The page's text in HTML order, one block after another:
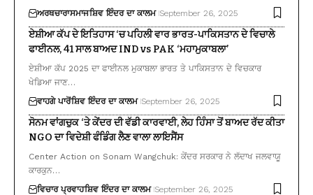
ਅਰਥਚਾਰਾਸਮਾਜਸ਼ਿਵ ਇੰਦਰ ਦਾ ਕਾਲਮ September 26, 2025
ਏਸ਼ੀਆ ਕੱਪ ਦੇ ਇਤਿਹਾਸ ‘ਚ ਪਹਿਲੀ ਵਾਰ ਭਾਰਤ-ਪਾਕਿਸਤਾਨ ਦੇ ਵਿਚਾਲੇ
ਫਾਈਨਲ, 41 ਸਾਲ ਬਾਅਦ IND vs PAK ‘ਮਹਾਮੁਕਾਬਲਾ’
ਏਸ਼ੀਆ ਕੱਪ 2025 ਦਾ ਫਾਈਨਲ ਮੁਕਾਬਲਾ ਭਾਰਤ ਤੇ ਪਾਕਿਸਤਾਨ ਦੇ ਵਿਚਕਾਰ
ਖੇਡਿਆ ਜਾਣ…
ਵਾਹਗੇ ਪਾਰੋਂਸ਼ਿਵ ਇੰਦਰ ਦਾ ਕਾਲਮ September 26, 2025
ਸੋਨਮ ਵਾਂਗਚੁਕ ‘ਤੇ ਕੇਂਦਰ ਦੀ ਵੱਡੀ ਕਾਰਵਾਈ, ਲੇਹ ਹਿੰਸਾ ਤੋਂ ਬਾਅਦ ਰੱਦ ਕੀਤਾ
NGO ਦਾ ਵਿਦੇਸ਼ੀ ਫੰਡਿੰਗ ਲੈਣ ਵਾਲਾ ਲਾਇਸੈਂਸ
Center Action on Sonam Wangchuk: ਕੇਂਦਰ ਸਰਕਾਰ ਨੇ ਲੱਦਾਖ ਜਲਵਾਯੂ
ਕਾਰਕੁਨ…
ਵਿਚਾਰ ਪ੍ਰਵਾਹਸ਼ਿਵ ਇੰਦਰ ਦਾ ਕਾਲਮ September 26, 2025